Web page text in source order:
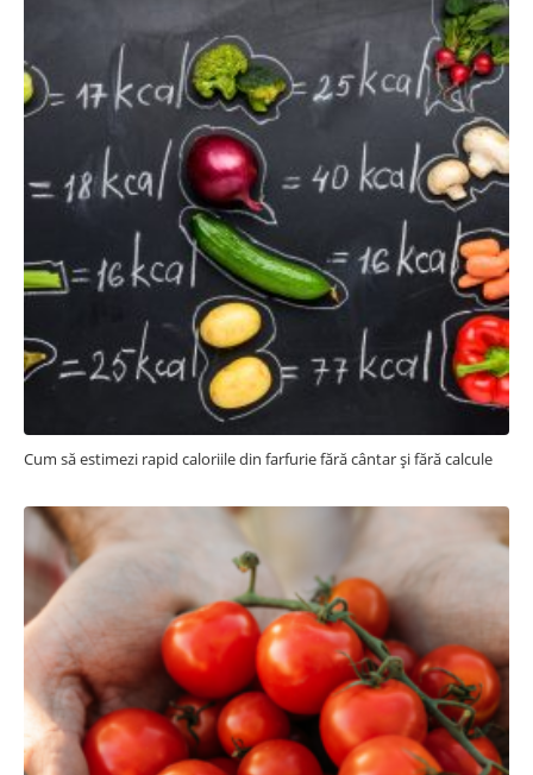
Cum să estimezi rapid caloriile din farfurie fără cântar și fără calcule